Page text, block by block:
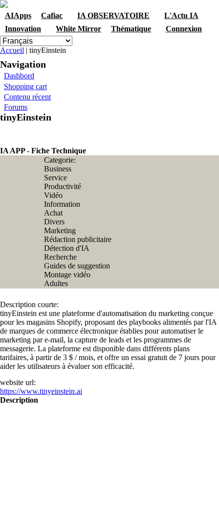
Skip to navigation
Aller au contenu principal
AIApps
Cafiac IA OBSERVATOIRE
L'Actu IA
Innovation
White Mirror Thématique Connexion
Vous êtes ici
Accueil | tinyEinstein
Navigation
Dashbord
Shopping cart
Contenu récent
Forums
tinyEinstein
IA APP - Fiche Technique
Categorie:
Business
Service
Productivité
Vidéo
Information
Achat
Divers
Marketing
Rédaction publicitaire
Détection d'IA
Recherche
Guides de suggestion
Montage vidéo
Adultes
Description courte:
tinyEinstein est une plateforme d'automatisation du marketing conçue
pour les magasins Shopify, proposant des playbooks alimentés par l'IA
de marques de commerce électronique établies pour automatiser le
marketing par e-mail, la capture de leads et les programmes de
messagerie. La plateforme est disponible dans différents plans
tarifaires, à partir de 3 $ / mois, et offre un essai gratuit de 7 jours pour
aider les utilisateurs à évaluer son efficacité.
website url:
https://www.tinyeinstein.ai
Description